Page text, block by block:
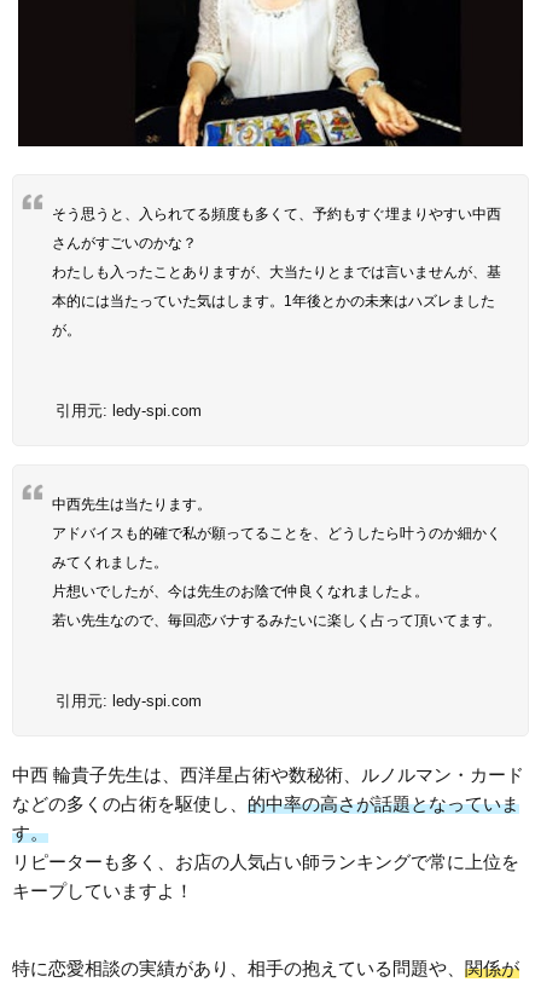
そう思うと、入られてる頻度も多くて、予約もすぐ埋まりやすい中西
さんがすごいのかな？
わたしも入ったことありますが、大当たりとまでは言いませんが、基
本的には当たっていた気はします。1年後とかの未来はハズレました
が。
引用元: ledy-spi.com
中西先生は当たります。
アドバイスも的確で私が願ってることを、どうしたら叶うのか細かく
みてくれました。
片想いでしたが、今は先生のお陰で仲良くなれましたよ。
若い先生なので、毎回恋バナするみたいに楽しく占って頂いてます。
引用元: ledy-spi.com
中西 輪貴子先生は、西洋星占術や数秘術、ルノルマン・カード
などの多くの占術を駆使し、 的中率の高さが話題となっていま
す。
リピーターも多く、お店の人気占い師ランキングで常に上位を
キープしていますよ！
特に恋愛相談の実績があり、相手の抱えている問題や、 関係が